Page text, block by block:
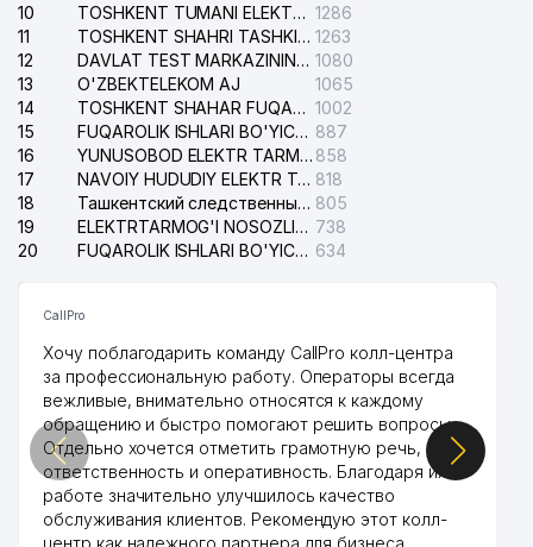
10
TOSHKENT TUMANI ELEKTR TARMOG'I AVARIYA XIZMATI 1286
11
TOSHKENT SHAHRI TASHKILOT TELEFONLARI HAQIDA MA'LUMOT BYUROSI 1263
12
DAVLAT TEST MARKAZINING ISHONCH TELEFONLARI 1080
13
O'ZBEKTELEKOM AJ
1065
14
TOSHKENT SHAHAR FUQAROLIK ISHLARI BO'YICHA SUDI 1002
15
FUQAROLIK ISHLARI BO'YICHA YAKKASAROY TUMANLARARO SUDI 887
16
YUNUSOBOD ELEKTR TARMOG'I NOSOZLIKLARI XIZMATI 858
17
NAVOIY HUDUDIY ELEKTR TARMOQLARI KORXONASI AJ 818
18
Ташкентский следственный изолятор 805
19
ELEKTRTARMOG'I NOSOZLIKLARINI TO'ZATISH SERGELI XIZMATI 738
20
FUQAROLIK ISHLARI BO'YICHA UCH-TEPA TUMANI SUDI 634
CallPro
Хочу поблагодарить команду CallPro колл-центра
за профессиональную работу. Операторы всегда
вежливые, внимательно относятся к каждому
обращению и быстро помогают решить вопросы.
Отдельно хочется отметить грамотную речь,
ответственность и оперативность. Благодаря их
работе значительно улучшилось качество
обслуживания клиентов. Рекомендую этот колл-
центр как надежного партнера для бизнеса.